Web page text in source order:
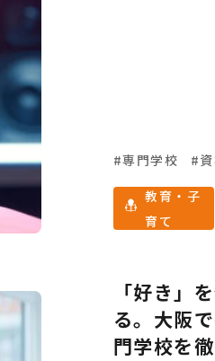
専門学校
教育・子
育て
「好き」
る。大阪
門学校を